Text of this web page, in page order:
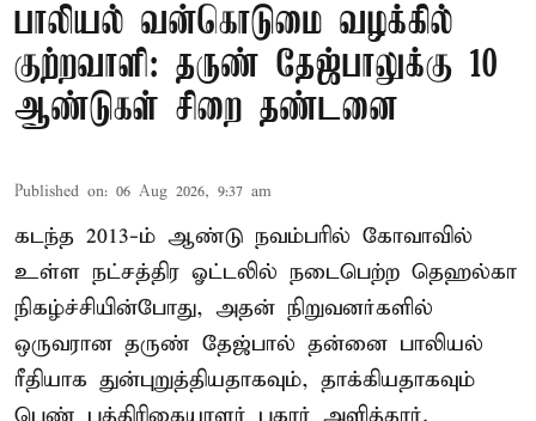
பாலியல் வன்கொடுமை வழக்கில்
குற்றவாளி: தருண் தேஜ்பாலுக்கு 10
ஆண்டுகள் சிறை தண்டனை
Published on: 06 Aug 2026, 9:37 am
கடந்த 2013-ம் ஆண்டு நவம்பரில் கோவாவில்
உள்ள நட்சத்திர ஓட்டலில் நடைபெற்ற தெஹல்கா
நிகழ்ச்சியின்போது, அதன் நிறுவனர்களில்
ஒருவரான தருண் தேஜ்பால் தன்னை பாலியல்
ரீதியாக துன்புறுத்தியதாகவும், தாக்கியதாகவும்